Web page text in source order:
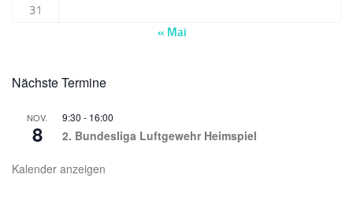
31
« Mai
Nächste Termine
NOV.
8
9:30 - 16:00
2. Bundesliga Luftgewehr Heimspiel
Kalender anzeigen